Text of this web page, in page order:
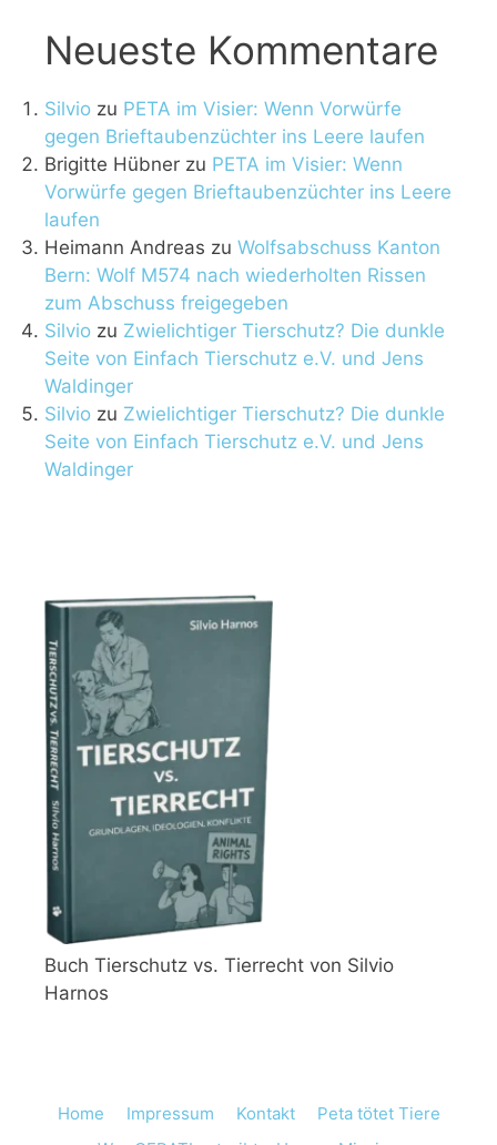
Neueste Kommentare
Silvio zu PETA im Visier: Wenn Vorwürfe
gegen Brieftaubenzüchter ins Leere laufen
Brigitte Hübner zu PETA im Visier: Wenn
Vorwürfe gegen Brieftaubenzüchter ins Leere
laufen
Heimann Andreas zu Wolfsabschuss Kanton
Bern: Wolf M574 nach wiederholten Rissen
zum Abschuss freigegeben
Silvio zu Zwielichtiger Tierschutz? Die dunkle
Seite von Einfach Tierschutz e.V. und Jens
Waldinger
Silvio zu Zwielichtiger Tierschutz? Die dunkle
Seite von Einfach Tierschutz e.V. und Jens
Waldinger
Buch Tierschutz vs. Tierrecht von Silvio
Harnos
Home Impressum Kontakt
Peta tötet Tiere